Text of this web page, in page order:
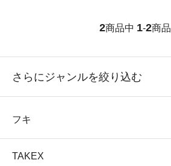
2商品中 1-2商品
さらにジャンルを絞り込む
フキ
TAKEX